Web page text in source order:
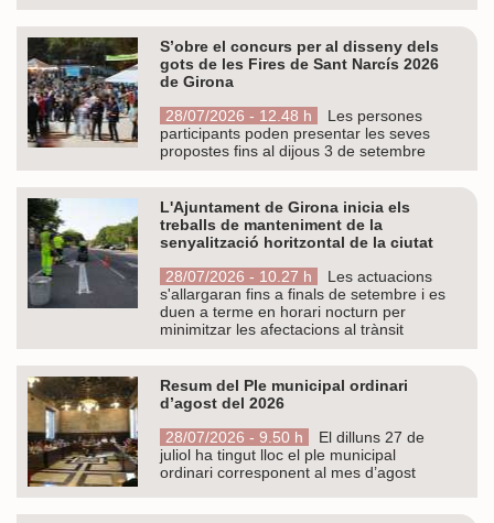
S’obre el concurs per al disseny dels
gots de les Fires de Sant Narcís 2026
de Girona
28/07/2026 - 12.48 h
Les persones
participants poden presentar les seves
propostes fins al dijous 3 de setembre
L'Ajuntament de Girona inicia els
treballs de manteniment de la
senyalització horitzontal de la ciutat
28/07/2026 - 10.27 h
Les actuacions
s'allargaran fins a finals de setembre i es
duen a terme en horari nocturn per
minimitzar les afectacions al trànsit
Resum del Ple municipal ordinari
d’agost del 2026
28/07/2026 - 9.50 h
El dilluns 27 de
juliol ha tingut lloc el ple municipal
ordinari corresponent al mes d’agost